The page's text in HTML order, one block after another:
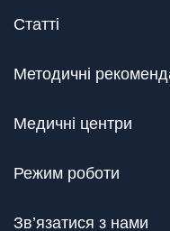
Статті
Методичні
Медичні центри
Режим роботи
Зв’язатися з нами